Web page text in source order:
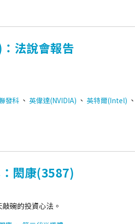
法說會報告
發科 、 英偉達(NVIDIA) 、 英特爾(Intel) 、
閎康(3587)
碗的投資心法。